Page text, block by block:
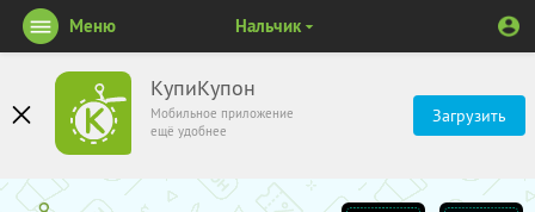
КупиКупон
Мобильное приложение
ещё удобнее
Загрузить
Меню Нальчик